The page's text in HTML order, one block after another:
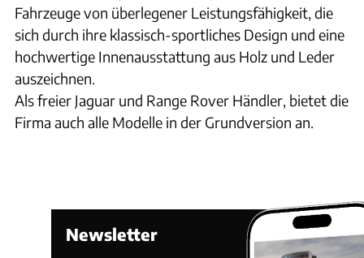
Fahrzeuge von überlegener Leistungsfähigkeit, die
sich durch ihre klassisch-sportliches Design und eine
hochwertige Innenausstattung aus Holz und Leder
auszeichnen.
Als freier Jaguar und Range Rover Händler, bietet die
Firma auch alle Modelle in der Grundversion an.
Newsletter